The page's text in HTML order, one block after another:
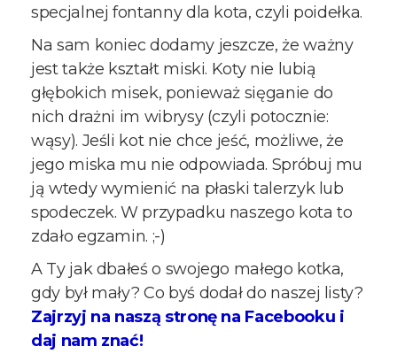
specjalnej fontanny dla kota, czyli poidełka.
Na sam koniec dodamy jeszcze, że ważny
jest także kształt miski. Koty nie lubią
głębokich misek, ponieważ sięganie do
nich drażni im wibrysy (czyli potocznie:
wąsy). Jeśli kot nie chce jeść, możliwe, że
jego miska mu nie odpowiada. Spróbuj mu
ją wtedy wymienić na płaski talerzyk lub
spodeczek. W przypadku naszego kota to
zdało egzamin. ;-)
A Ty jak dbałeś o swojego małego kotka,
gdy był mały? Co byś dodał do naszej listy?
Zajrzyj na naszą stronę na Facebooku i
daj nam znać!